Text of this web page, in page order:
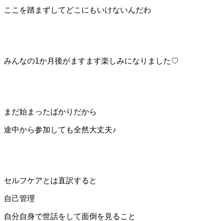
ここを踏まずしてどこにもいけないんだわ
みんなの1か月後がますます楽しみになりました♡
まだ始まったばかりだから
途中から参加しても全然大丈夫♪
セルフケアとは直訳すると
自己管理
自分自身で世話をして面倒を見ること